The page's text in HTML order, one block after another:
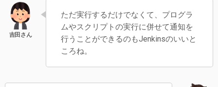
ただ実行するだけでなくて、プログラ
ムやスクリプトの実行に併せて通知を
行うことができるのもJenkinsのいいと
ころね。